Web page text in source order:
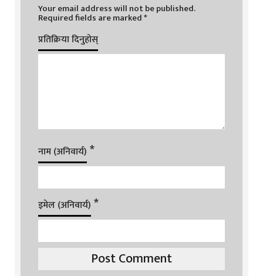
Your email address will not be published.
Required fields are marked*
प्रतिक्रिया दिनुहोस्
नाम (अनिवार्य) *
इमेल (अनिवार्य) *